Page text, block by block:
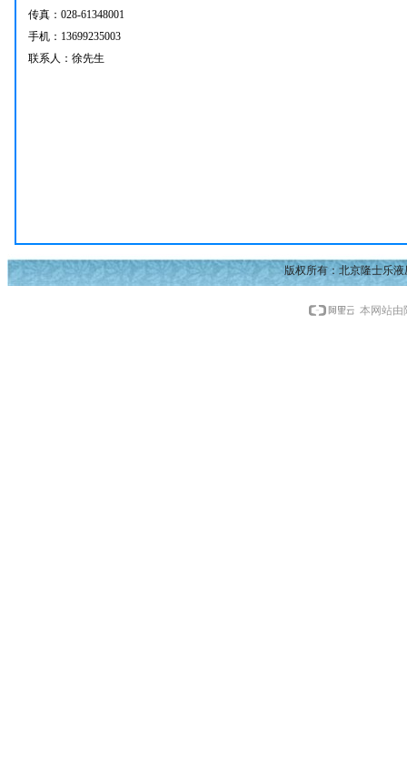
传真：028-61348001
手机：13699235003
联系人：徐先生
版权所有：北京隆士乐
本网站由